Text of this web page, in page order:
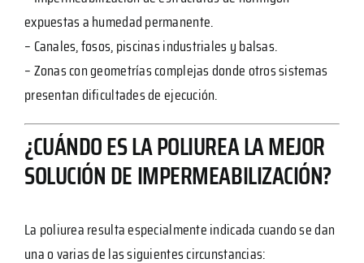
expuestas a humedad permanente.
– Canales, fosos, piscinas industriales y balsas.
– Zonas con geometrías complejas donde otros sistemas
presentan dificultades de ejecución.
¿CUÁNDO ES LA POLIUREA LA MEJOR
SOLUCIÓN DE IMPERMEABILIZACIÓN?
La poliurea resulta especialmente indicada cuando se dan
una o varias de las siguientes circunstancias: